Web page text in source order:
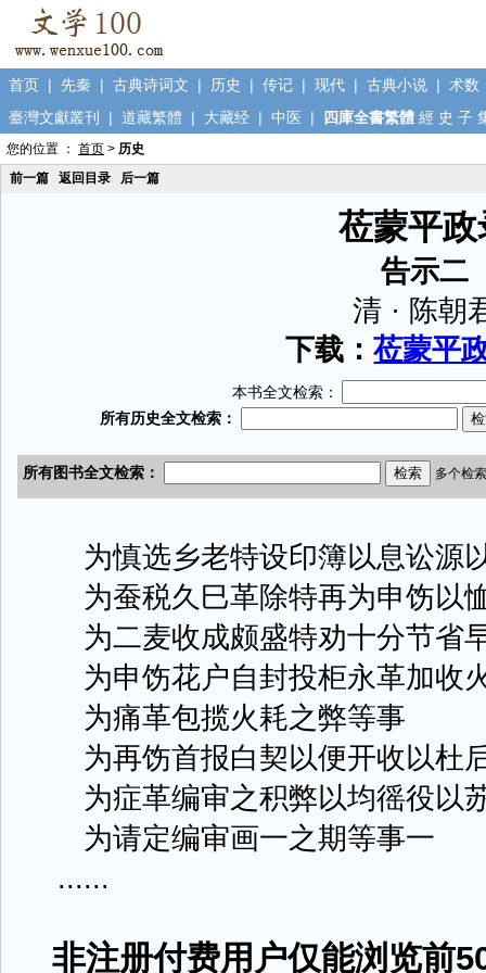
首页 | 先秦 | 古典诗词文 | 历史 | 传记 | 现代 | 古典小说 | 术数
臺灣文獻叢刊
| 道藏繁體 | 大藏经 | 中医 | 四庫全書繁體 經 史 子
您的位置 ： 首页 > 历史
前一篇
返回目录 后一篇
莅蒙平政
告示二
清 · 陈朝
下载：莅蒙平
本书全文检索：
为慎选乡老特设印簿以息讼源
为蚕税久巳革除特再为申饬以
为二麦收成颇盛特劝十分节省
为申饬花户自封投柜永革加收
为痛革包揽火耗之弊等事
为再饬首报白契以便开收以杜
为症革编审之积弊以均徭役以
为请定编审画一之期等事一
......
非注册付费用户仅能浏览前